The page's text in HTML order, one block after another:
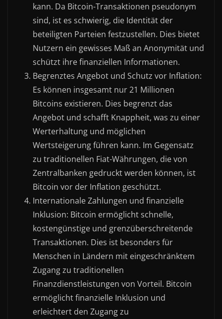
kann. Da Bitcoin-Transaktionen pseudonym
sind, ist es schwierig, die Identität der
beteiligten Parteien festzustellen. Dies bietet
Nutzern ein gewisses Maß an Anonymität und
schützt ihre finanziellen Informationen.
Begrenztes Angebot und Schutz vor Inflation:
Es können insgesamt nur 21 Millionen
Bitcoins existieren. Dies begrenzt das
Angebot und schafft Knappheit, was zu einer
Werterhaltung und möglichen
Wertsteigerung führen kann. Im Gegensatz
zu traditionellen Fiat-Währungen, die von
Zentralbanken gedruckt werden können, ist
Bitcoin vor der Inflation geschützt.
Internationale Zahlungen und finanzielle
Inklusion: Bitcoin ermöglicht schnelle,
kostengünstige und grenzüberschreitende
Transaktionen. Dies ist besonders für
Menschen in Ländern mit eingeschränktem
Zugang zu traditionellen
Finanzdienstleistungen von Vorteil. Bitcoin
ermöglicht finanzielle Inklusion und
erleichtert den Zugang zu